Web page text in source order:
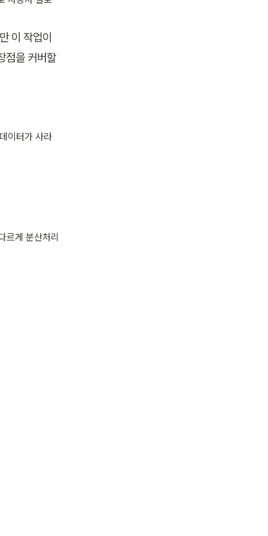
이 작업이
점을 커버할
이터가 사라
르게 분산처리